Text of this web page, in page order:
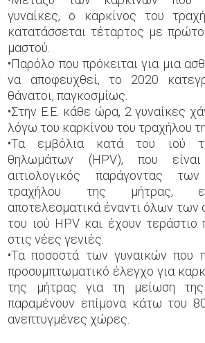
γυναίκες, ο καρκίνος του
κατατάσσεται τέταρτος με
μαστού.
•Παρόλο που πρόκειται για μια
να αποφευχθεί, το 2020
θάνατοι, παγκοσμίως.
•Στην Ε.Ε. κάθε ώρα, 2 γυναίκες
λόγω του καρκίνου του τραχήλου
•Τα εμβόλια κατά του ιού
θηλωμάτων (HPV), που
αιτιολογικός παράγοντας
τραχήλου της μήτρας,
αποτελεσματικά έναντι όλων
του ιού HPV και έχουν τεράστιο
στις νέες γενιές.
•Τα ποσοστά των γυναικών που
προσυμπτωματικό έλεγχο για
της μήτρας για τη μείωση
παραμένουν επίμονα κάτω του
ανεπτυγμένες χώρες.